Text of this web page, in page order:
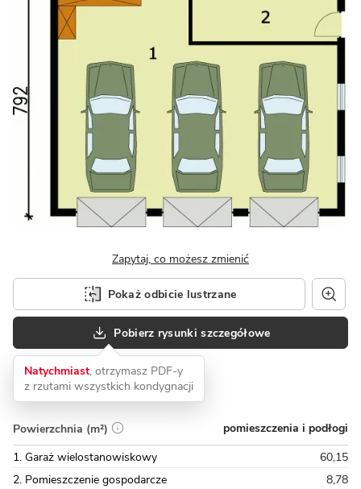
Zapytaj, co możesz zmienić
Pokaż odbicie lustrzane
Pobierz rysunki szczegółowe
Natychmiast, otrzymasz PDF-y
z rzutami wszystkich kondygnacji
Powierzchnia (m²)
pomieszczenia i podłogi
1. Garaż wielostanowiskowy
60,15
2. Pomieszczenie gospodarcze
8,78